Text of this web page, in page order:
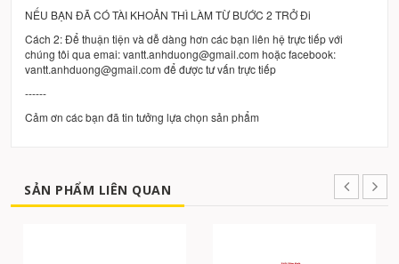
NẾU BẠN ĐÃ CÓ TÀI KHOẢN THÌ LÀM TỪ BƯỚC 2 TRỞ Đi
Cách 2: Để thuận tiện và dễ dàng hơn các bạn liên hệ trực tiếp với
chúng tôi qua emai: vantt.anhduong@gmail.com hoặc facebook:
vantt.anhduong@gmail.com để được tư vấn trực tiếp
------
Cảm ơn các bạn đã tin tưởng lựa chọn sản phẩm
SẢN PHẨM LIÊN QUAN